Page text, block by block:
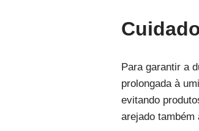
Para garantir a
prolongada à
evitando
arejado